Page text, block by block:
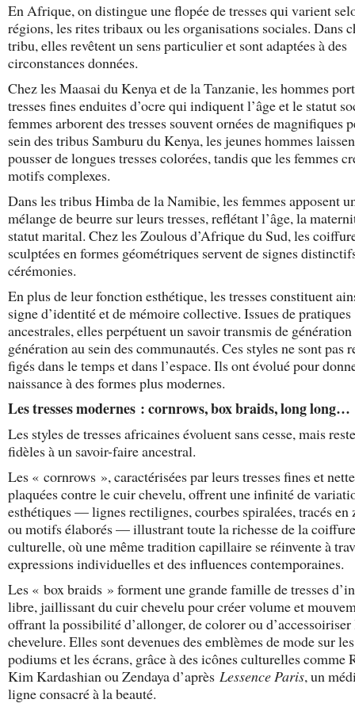
En Afrique, on distingue une flopée de tresses qui varient
régions, les rites tribaux ou les organisations sociales. Dans
tribu, elles revêtent un sens particulier et sont adaptées à des
circonstances données.
Chez les Maasai du Kenya et de la Tanzanie, les hommes
tresses fines enduites d’ocre qui indiquent l’âge et le statut
femmes arborent des tresses souvent ornées de magnifiques
sein des tribus Samburu du Kenya, les jeunes hommes
pousser de longues tresses colorées, tandis que les femmes
motifs complexes.
Dans les tribus Himba de la Namibie, les femmes apposent
mélange de beurre sur leurs tresses, reflétant l’âge, la
statut marital. Chez les Zoulous d’Afrique du Sud, les
sculptées en formes géométriques servent de signes
cérémonies.
En plus de leur fonction esthétique, les tresses constituent
signe d’identité et de mémoire collective. Issues de pratiques
ancestrales, elles perpétuent un savoir transmis de génération
génération au sein des communautés. Ces styles ne sont pas
figés dans le temps et dans l’espace. Ils ont évolué pour
naissance à des formes plus modernes.
Les tresses modernes : cornrows, box braids, long long…
Les styles de tresses africaines évoluent sans cesse, mais
fidèles à un savoir-faire ancestral.
Les « cornrows », caractérisées par leurs tresses fines et
plaquées contre le cuir chevelu, offrent une infinité de
esthétiques — lignes rectilignes, courbes spiralées, tracés en
ou motifs élaborés — illustrant toute la richesse de la coiffure
culturelle, où une même tradition capillaire se réinvente à
expressions individuelles et des influences contemporaines.
Les « box braids » forment une grande famille de tresses
libre, jaillissant du cuir chevelu pour créer volume et
offrant la possibilité d’allonger, de colorer ou d’accessoiriser
chevelure. Elles sont devenues des emblèmes de mode sur les
podiums et les écrans, grâce à des icônes culturelles comme
Kim Kardashian ou Zendaya d’après Lessence Paris, un
ligne consacré à la beauté.